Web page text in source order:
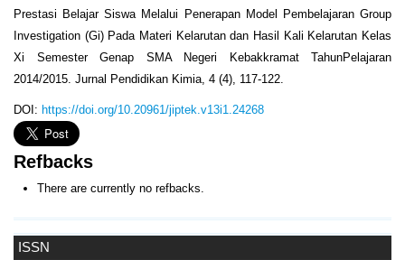
ISSN
Prestasi Belajar Siswa Melalui Penerapan Model Pembelajaran Group
Investigation (Gi) Pada Materi Kelarutan dan Hasil Kali Kelarutan Kelas
Xi Semester Genap SMA Negeri Kebakkramat TahunPelajaran
2014/2015. Jurnal Pendidikan Kimia, 4 (4), 117-122.
DOI: https://doi.org/10.20961/jiptek.v13i1.24268
Refbacks
There are currently no refbacks.